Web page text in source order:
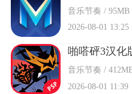
音乐节奏 / 95MB
2026-08-01 13:25
啪嗒砰3汉化
音乐节奏 /
2026-08-01 11:39